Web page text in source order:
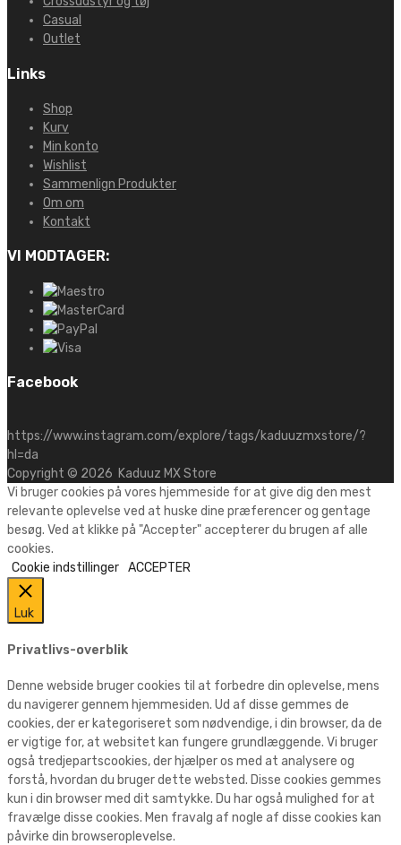
Casual
Outlet
Links
Shop
Kurv
Min konto
Wishlist
Sammenlign Produkter
Om om
Kontakt
VI MODTAGER:
Facebook
https://www.instagram.com/explore/tags/kaduuzmxstore/?
hl=da
Copyright © 2026 Kaduuz MX Store
Vi bruger cookies på vores hjemmeside for at give dig den mest
relevante oplevelse ved at huske dine præferencer og gentage
besøg. Ved at klikke på "Accepter" accepterer du brugen af alle
cookies.
Cookie indstillinger ACCEPTER
Luk
Privatlivs-overblik
Denne webside bruger cookies til at forbedre din oplevelse, mens
du navigerer gennem hjemmesiden. Ud af disse gemmes de
cookies, der er kategoriseret som nødvendige, i din browser, da de
er vigtige for, at websitet kan fungere grundlæggende. Vi bruger
også tredjepartscookies, der hjælper os med at analysere og
forstå, hvordan du bruger dette websted. Disse cookies gemmes
kun i din browser med dit samtykke. Du har også mulighed for at
fravælge disse cookies. Men fravalg af nogle af disse cookies kan
påvirke din browseroplevelse.